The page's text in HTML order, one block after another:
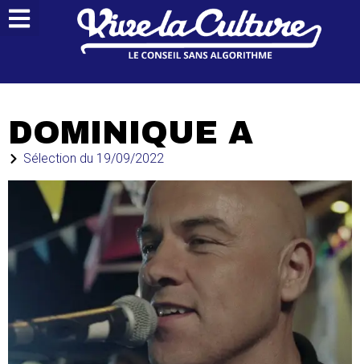
DOMINIQUE A
Sélection du 19/09/2022